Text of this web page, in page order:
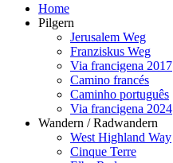
Home
Pilgern
Jerusalem Weg
Franziskus Weg
Via francigena 2017
Camino francés
Caminho português
Via francigena 2024
Wandern / Radwandern
West Highland Way
Cinque Terre